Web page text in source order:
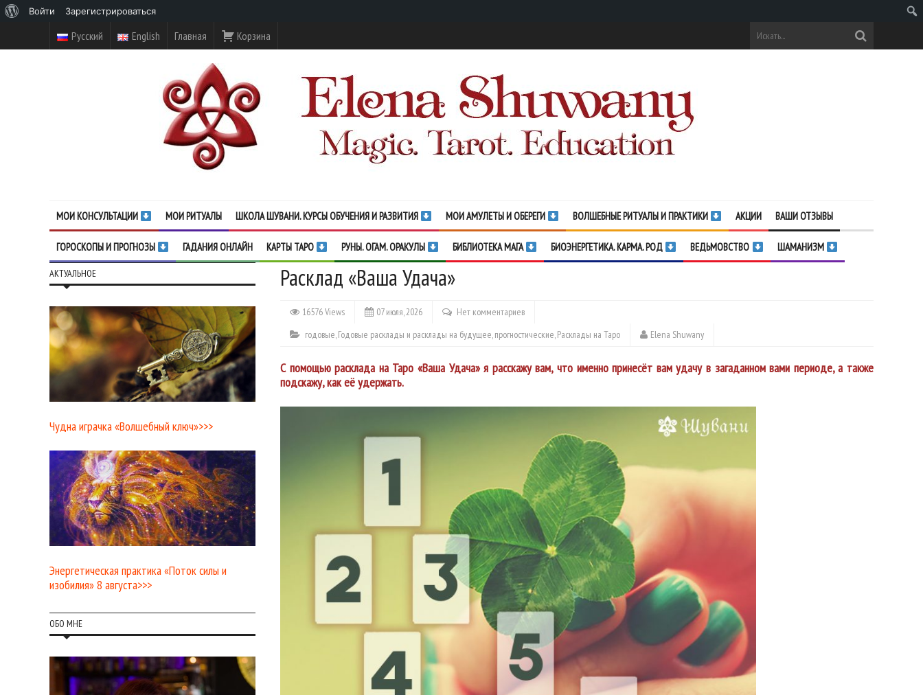
Русский English Главная Корзина
МОИ КОНСУЛЬТАЦИИ МОИ РИТУАЛЫ ШКОЛА ШУВАНИ. КУРСЫ ОБУЧЕНИЯ И РАЗВИТИЯ МОИ АМУЛЕТЫ И ОБЕРЕГИ ВОЛШЕБНЫЕ РИТУАЛЫ И ПРАКТИКИ АКЦИИ ВАШИ ОТЗЫВЫ
ГОРОСКОПЫ И ПРОГНОЗЫ ГАДАНИЯ ОНЛАЙН КАРТЫ ТАРО РУНЫ. ОГАМ. ОРАКУЛЫ БИБЛИОТЕКА МАГА БИОЭНЕРГЕТИКА. КАРМА. РОД ВЕДЬМОВСТВО ШАМАНИЗМ
Расклад «Ваша Удача»
16576 Views 07 июля, 2026
Нет комментариев
годовые,Годовые расклады и расклады на будущее,прогностические,Расклады на Таро Elena Shuwany
С помощью расклада на Таро «Ваша Удача» я расскажу вам, что именно принесёт вам удачу в загаданном вами периоде, а также
подскажу, как её удержать.
АКТУАЛЬНОЕ
Чудна играчка «Волшебный ключ»>>>
Энергетическая практика «Поток силы и
изобилия» 8 августа>>>
ОБО МНЕ
WordPress
Войти Зарегистрироваться